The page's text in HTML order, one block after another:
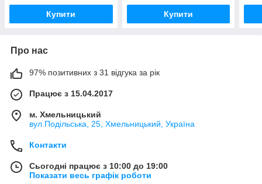
Купити Купити
Про нас
97% позитивних з 31 відгука за рік
Працює з 15.04.2017
м. Хмельницький
вул.Подільська, 25, Хмельницький, Україна
Контакти
Сьогодні працює з 10:00 до 19:00
Показати весь графік роботи